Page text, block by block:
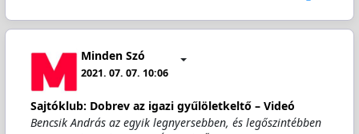
Minden Szó
2021. 07. 07. 10:06
Sajtóklub: Dobrev az igazi gyűlöletkeltő – Videó
Bencsik András az egyik legnyersebben, és legőszintébben